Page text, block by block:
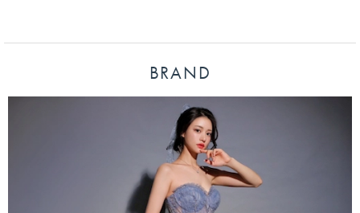
BRAND